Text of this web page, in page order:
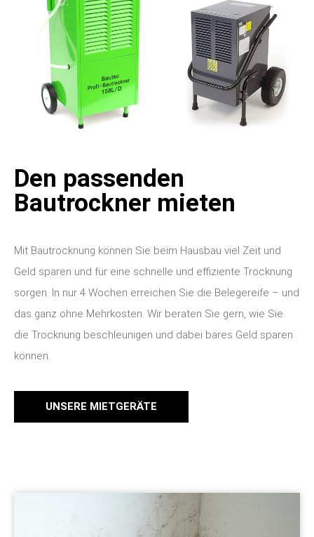
Den passenden
Bautrockner mieten
Mit Bautrocknung können Sie beim Hausbau viel Zeit und
Geld sparen und für eine schnelle und effiziente Trocknung
sorgen. In nur 4 Wochen erreichen Sie die Belegereife – und
das ganz ohne Mehrkosten. Wir beraten Sie gern, wie Sie
die Trocknung beschleunigen und dabei bares Geld sparen
können.
UNSERE MIETGERÄTE